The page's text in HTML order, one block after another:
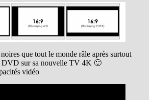
que tout le monde râle après surtout
DVD sur sa nouvelle TV 4K 🙂
vidéo